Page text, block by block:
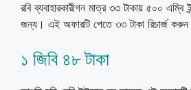
রবি ব্যবাহারকারীগন মাত্র ৩৩ টাকায় ৫০০ এম্বি
জন্য। এই অফারটি পেতে ৩৩ টাকা রিচার্জ
১ জিবি ৪৮ টাকা